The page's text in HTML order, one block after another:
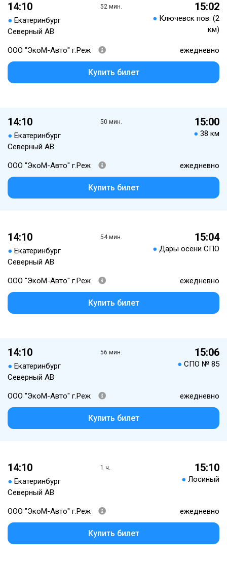
14:10
● Екатеринбург
Северный АВ
52 мин. 15:02
● Ключевск пов. (2
км)
ООО "ЭкоМ-Авто" г.Реж ежедневно
Купить билет
14:10
● Екатеринбург
Северный АВ
50 мин. 15:00
● 38 км
ООО "ЭкоМ-Авто" г.Реж ежедневно
Купить билет
14:10
● Екатеринбург
Северный АВ
54 мин. 15:04
● Дары осени СПО
ООО "ЭкоМ-Авто" г.Реж ежедневно
Купить билет
14:10
● Екатеринбург
Северный АВ
56 мин. 15:06
● СПО № 85
ООО "ЭкоМ-Авто" г.Реж ежедневно
Купить билет
14:10
● Екатеринбург
Северный АВ
1 ч. 15:10
● Лосиный
ООО "ЭкоМ-Авто" г.Реж ежедневно
Купить билет